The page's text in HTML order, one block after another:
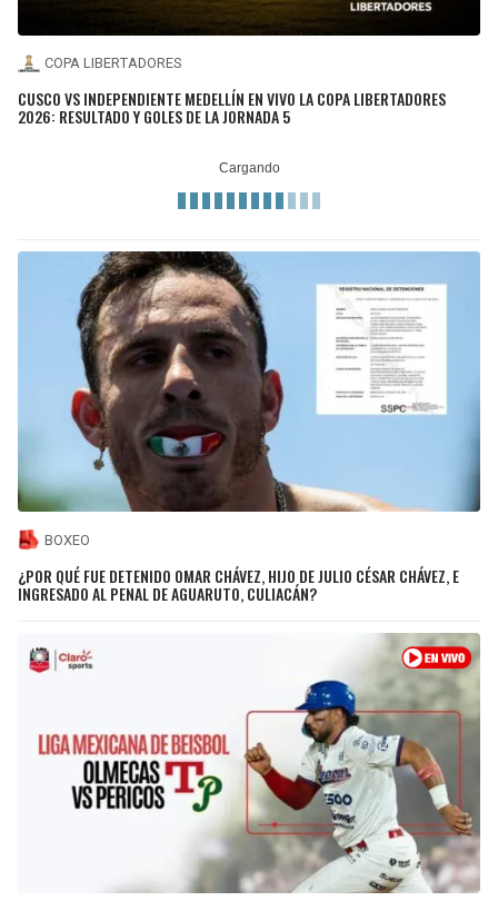
COPA LIBERTADORES
CUSCO VS INDEPENDIENTE MEDELLÍN EN VIVO LA COPA LIBERTADORES
2026: RESULTADO Y GOLES DE LA JORNADA 5
BOXEO
¿POR QUÉ FUE DETENIDO OMAR CHÁVEZ, HIJO DE JULIO CÉSAR CHÁVEZ, E
INGRESADO AL PENAL DE AGUARUTO, CULIACÁN?